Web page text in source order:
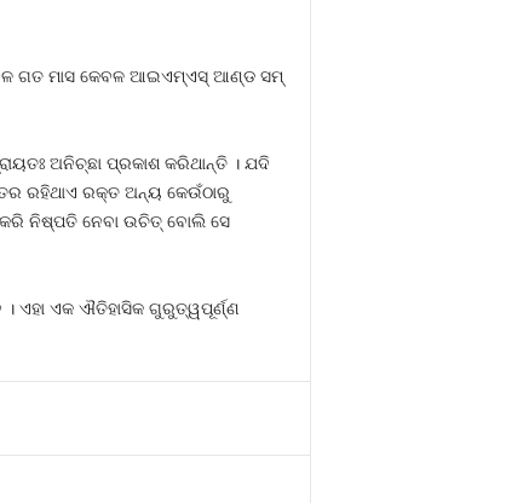
ଗତ ମାସ କେବଳ ଆଇଏମ୍‌ଏସ୍ ଆଣ୍ଡ ସମ୍
ଅନିଚ୍ଛା ପ୍ରକାଶ କରିଥାନ୍ତି । ଯଦି
ରହିଥାଏ ରକ୍ତ ଅନ୍ୟ କେଉଁଠାରୁ
କରି ନିଷ୍ପତି ନେବା ଉଚିତ୍ ବୋଲି ସେ
। ଏହା ଏକ ଐତିହାସିକ ଗୁରୁତ୍ୱପୂର୍ଣ୍ଣ